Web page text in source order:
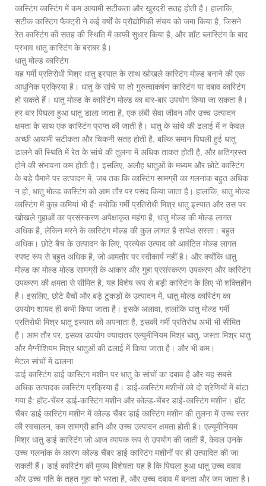
कास्टिंग कास्टिंग में कम आयामी सटीकता और खुरदरी सतह होती है। हालांकि,
सटीक कास्टिंग फैक्ट्री ने कई वर्षों के प्रौद्योगिकी संचय को जमा किया है, जिसने
रेत कास्टिंग की सतह की स्थिति में काफी सुधार किया है, और शॉट ब्लास्टिंग के बाद
प्रभाव धातु कास्टिंग के बराबर है।
धातु मोल्ड कास्टिंग
यह गर्मी प्रतिरोधी मिश्र धातु इस्पात के साथ खोखले कास्टिंग मोल्ड बनाने की एक
आधुनिक प्रक्रिया है। धातु के सांचे या तो गुरुत्वाकर्षण कास्टिंग या दबाव कास्टिंग
हो सकते हैं। धातु मोल्ड के कास्टिंग मोल्ड का बार-बार उपयोग किया जा सकता है।
हर बार पिघला हुआ धातु डाला जाता है, एक लंबी सेवा जीवन और उच्च उत्पादन
क्षमता के साथ एक कास्टिंग प्राप्त की जाती है। धातु के सांचे की ढलाई में न केवल
अच्छी आयामी सटीकता और चिकनी सतह होती है, बल्कि समान पिघली हुई धातु
डालने की स्थिति में रेत के सांचे की तुलना में अधिक ताकत होती है, और क्षतिग्रस्त
होने की संभावना कम होती है। इसलिए, अलौह धातुओं के मध्यम और छोटे कास्टिंग
के बड़े पैमाने पर उत्पादन में, जब तक कि कास्टिंग सामग्री का गलनांक बहुत अधिक
न हो, धातु मोल्ड कास्टिंग को आम तौर पर पसंद किया जाता है। हालांकि, धातु मोल्ड
कास्टिंग में कुछ कमियां भी हैं: क्योंकि गर्मी प्रतिरोधी मिश्र धातु इस्पात और उस पर
खोखले गुहाओं का प्रसंस्करण अपेक्षाकृत महंगा है, धातु मोल्ड की मोल्ड लागत
अधिक है, लेकिन मरने के कास्टिंग मोल्ड की कुल लागत है सापेक्ष सस्ता। बहुत
अधिक। छोटे बैच के उत्पादन के लिए, प्रत्येक उत्पाद को आवंटित मोल्ड लागत
स्पष्ट रूप से बहुत अधिक है, जो आमतौर पर स्वीकार्य नहीं है। और क्योंकि धातु
मोल्ड का मोल्ड मोल्ड सामग्री के आकार और गुहा प्रसंस्करण उपकरण और कास्टिंग
उपकरण की क्षमता से सीमित है, यह विशेष रूप से बड़ी कास्टिंग के लिए भी शक्तिहीन
है। इसलिए, छोटे बैचों और बड़े टुकड़ों के उत्पादन में, धातु मोल्ड कास्टिंग का
उपयोग शायद ही कभी किया जाता है। इसके अलावा, हालांकि धातु मोल्ड गर्मी
प्रतिरोधी मिश्र धातु इस्पात को अपनाता है, इसकी गर्मी प्रतिरोध अभी भी सीमित
है। आम तौर पर, इसका उपयोग ज्यादातर एल्यूमीनियम मिश्र धातु, जस्ता मिश्र धातु
और मैग्नीशियम मिश्र धातुओं की ढलाई में किया जाता है। और भी कम।
मेटल सांचों में ढालना
डाई कास्टिंग डाई कास्टिंग मशीन पर धातु के सांचों का दबाव है और यह सबसे
अधिक उत्पादक कास्टिंग प्रक्रिया है। डाई-कास्टिंग मशीनों को दो श्रेणियों में बांटा
गया है: हॉट-चेंबर डाई-कास्टिंग मशीन और कोल्ड-चेंबर डाई-कास्टिंग मशीन। हॉट
चैंबर डाई कास्टिंग मशीन में कोल्ड चैंबर डाई कास्टिंग मशीन की तुलना में उच्च स्तर
की स्वचालन, कम सामग्री हानि और उच्च उत्पादन क्षमता होती है। एल्यूमीनियम
मिश्र धातु डाई कास्टिंग जो आज व्यापक रूप से उपयोग की जाती हैं, केवल उनके
उच्च गलनांक के कारण कोल्ड चैंबर डाई कास्टिंग मशीनों पर ही उत्पादित की जा
सकती हैं। डाई कास्टिंग की मुख्य विशेषता यह है कि पिघला हुआ धातु उच्च दबाव
और उच्च गति के तहत गुहा को भरता है, और उच्च दबाव में बनता और जम जाता है।